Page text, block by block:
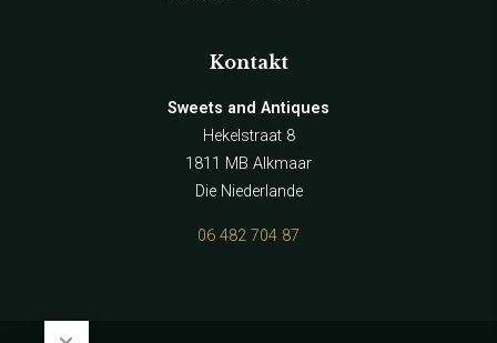
Kontakt
Sweets and Antiques
Hekelstraat 8
1811 MB Alkmaar
Die Niederlande
06 482 704 87